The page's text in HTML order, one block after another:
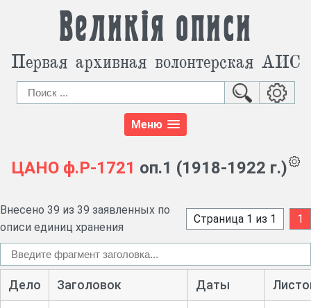
Великія описи
Первая архивная волонтерская АИС
Меню
ЦАНО ф.Р-1721 оп.1 (1918-1922 г.)
Внесено 39 из 39 заявленных по
описи единиц хранения
Страница 1 из 1 1
Дело Заголовок Даты